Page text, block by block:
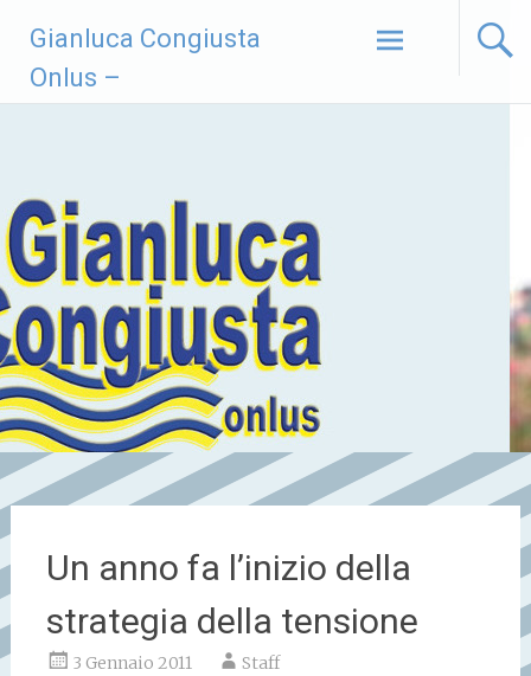
contenuto
Gianluca Congiusta
Onlus –
Un anno fa l’inizio della
strategia della tensione
3 Gennaio 2011 Staff